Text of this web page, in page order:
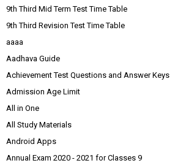
9th Third Mid Term Test Time Table
9th Third Revision Test Time Table
aaaa
Aadhava Guide
Achievement Test Questions and Answer Keys
Admission Age Limit
All in One
All Study Materials
Android Apps
Annual Exam 2020 - 2021 for Classes 9